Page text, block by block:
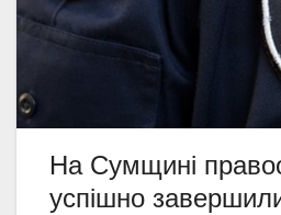
На Сумщині
успішно